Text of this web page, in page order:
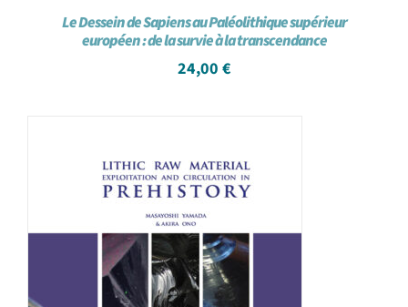
Le Dessein de Sapiens au Paléolithique supérieur
européen : de la survie à la transcendance
24,00 €